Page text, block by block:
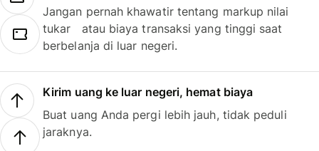
Jangan pernah khawatir tentang markup nilai
tukar atau biaya transaksi yang tinggi saat
berbelanja di luar negeri.
Kirim uang ke luar negeri, hemat biaya
Buat uang Anda pergi lebih jauh, tidak peduli
jaraknya.